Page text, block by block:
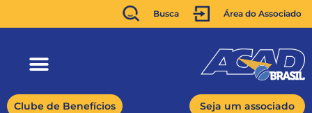
Busca Área do Associado
Clube de Benefícios Seja um associado